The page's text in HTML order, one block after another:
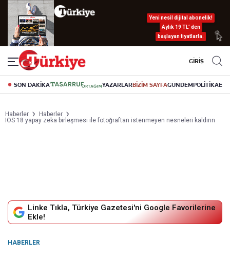
Yeni nesil dijital abonelik!
Aylık 19 TL’ den
başlayan fiyatlarla.
GİRİŞ
SON DAKİKA YAZARLARBİZİM SAYFAGÜNDEMPOLİTİKA
Haberler
Haberler
IOS 18 yapay zeka birleşmesi ile fotoğraftan istenmeyen nesneleri kaldırın
Linke Tıkla, Türkiye Gazetesi'ni Google Favorilerine
Ekle!
HABERLER